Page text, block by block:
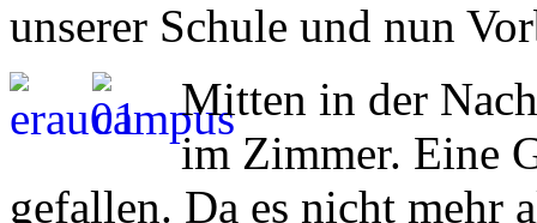
unserer Schule und nun
Mitten in der
im Zimmer. Eine
gefallen. Da es nicht mehr